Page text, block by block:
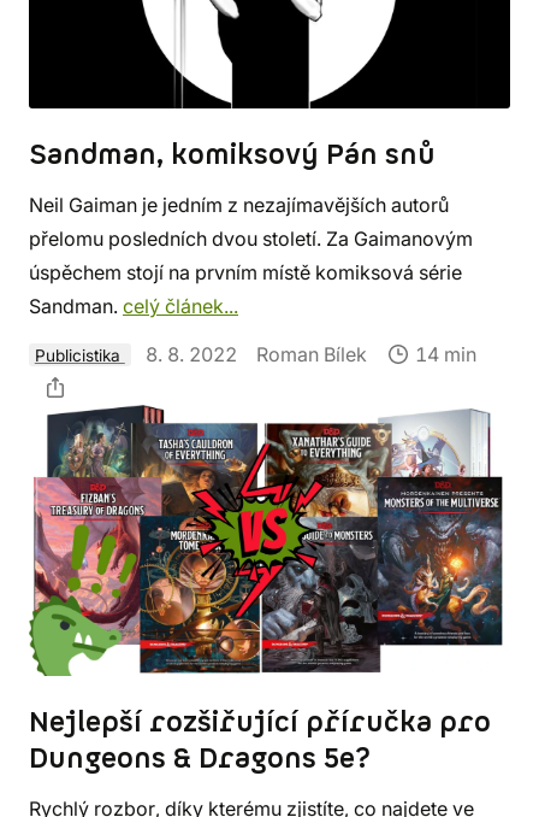
Sandman, komiksový Pán snů
Neil Gaiman je jedním z nezajímavějších autorů
přelomu posledních dvou století. Za Gaimanovým
úspěchem stojí na prvním místě komiksová série
Sandman. celý článek...
Publicistika 8. 8. 2022 Roman Bílek 14 min
Nejlepší rozšiřující příručka pro
Dungeons & Dragons 5e?
Rychlý rozbor, díky kterému zjistíte, co najdete ve